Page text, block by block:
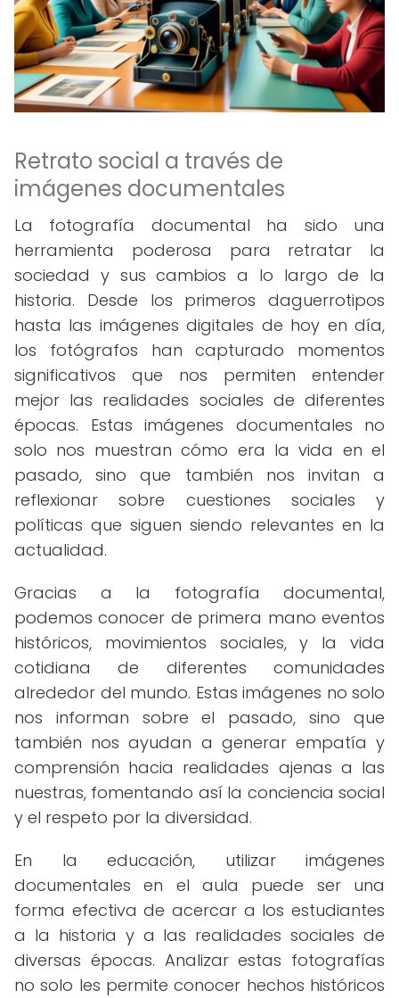
Retrato social a través de
imágenes documentales
La fotografía documental ha sido una
herramienta poderosa para retratar la
sociedad y sus cambios a lo largo de la
historia. Desde los primeros daguerrotipos
hasta las imágenes digitales de hoy en día,
los fotógrafos han capturado momentos
significativos que nos permiten entender
mejor las realidades sociales de diferentes
épocas. Estas imágenes documentales no
solo nos muestran cómo era la vida en el
pasado, sino que también nos invitan a
reflexionar sobre cuestiones sociales y
políticas que siguen siendo relevantes en la
actualidad.
Gracias a la fotografía documental,
podemos conocer de primera mano eventos
históricos, movimientos sociales, y la vida
cotidiana de diferentes comunidades
alrededor del mundo. Estas imágenes no solo
nos informan sobre el pasado, sino que
también nos ayudan a generar empatía y
comprensión hacia realidades ajenas a las
nuestras, fomentando así la conciencia social
y el respeto por la diversidad.
En la educación, utilizar imágenes
documentales en el aula puede ser una
forma efectiva de acercar a los estudiantes
a la historia y a las realidades sociales de
diversas épocas. Analizar estas fotografías
no solo les permite conocer hechos históricos